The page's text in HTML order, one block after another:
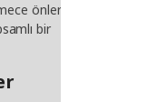
önleri
bir